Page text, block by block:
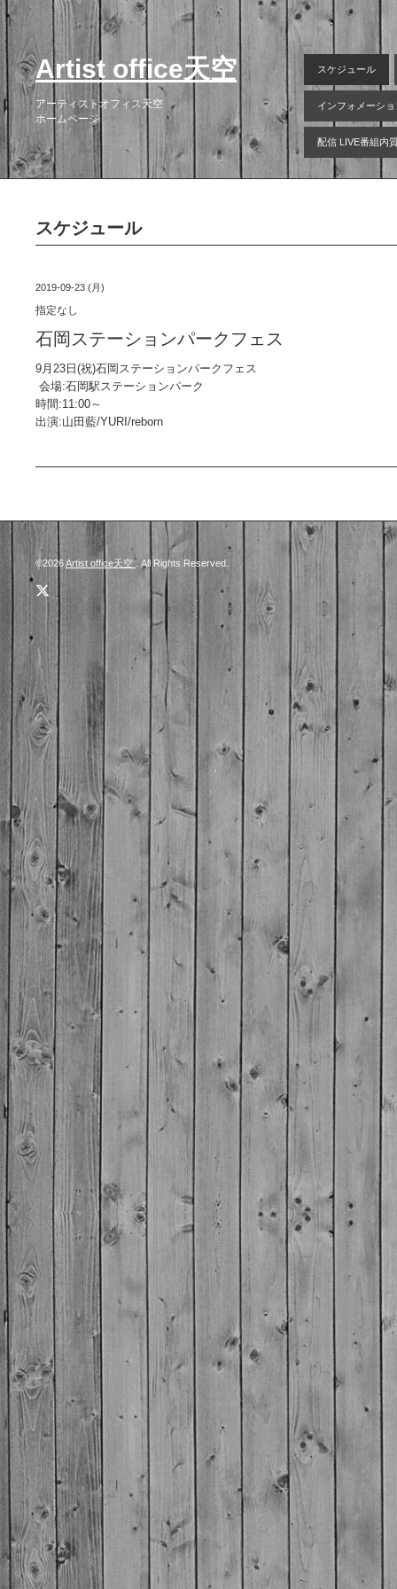
Artist office天空
アーティストオフィス天空
ホームページ
スケジュール
インフォメーショ
配信 LIVE番組内
スケジュール
2019-09-23 (月)
指定なし
石岡ステーションパークフェス
9月23日(祝)石岡ステーションパークフェス
会場:石岡駅ステーションパーク
時間:11:00～
出演:山田藍/YURI/reborn
©2026Artist office天空. All Rights Reserved.